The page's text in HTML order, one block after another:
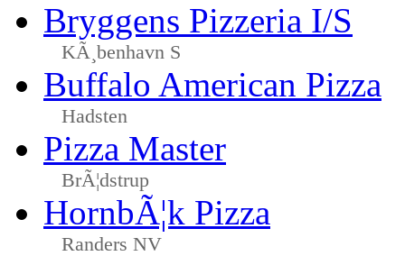
Bryggens Pizzeria I/S
KÃ¸benhavn S
Buffalo American Pizza
Hadsten
Pizza Master
BrÃ¦dstrup
HornbÃ¦k Pizza
Randers NV